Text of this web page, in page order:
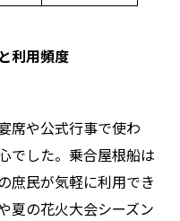
利用頻度
席や公式行事で使わ
でした。乗合屋根船は
庶民が気軽に利用でき
夏の花火大会シーズン